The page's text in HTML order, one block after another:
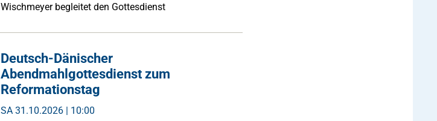
Wischmeyer begleitet den Gottesdienst
Deutsch-Dänischer
Abendmahlgottesdienst zum
Reformationstag
SA 31.10.2026 | 10:00